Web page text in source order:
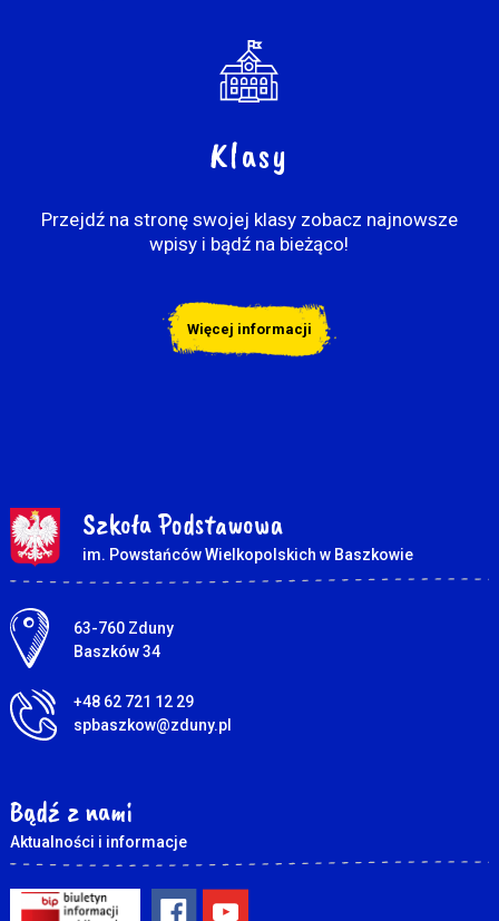
Klasy
Przejdź na stronę swojej klasy zobacz najnowsze
wpisy i bądź na bieżąco!
Więcej informacji
Szkoła Podstawowa
im. Powstańców Wielkopolskich w Baszkowie
Adres pocztowy:
63-760 Zduny
Baszków 34
+48 62 721 12 29
spbaszkow@zduny.pl
Bądź z nami
Aktualności i informacje